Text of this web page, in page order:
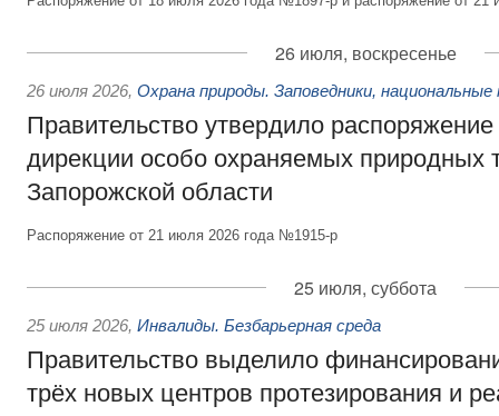
26 июля, воскресенье
26 июля 2026, Охрана природы. Заповедники, национальные
Правительство утвердило
дирекции особо охраняемых природных
Запорожской области
Распоряжение от 21 июля 2026 года №1915-р
25 июля, суббота
25 июля 2026, Инвалиды. Безбарьерная среда
Правительство выделило
трёх новых центров протезирования и